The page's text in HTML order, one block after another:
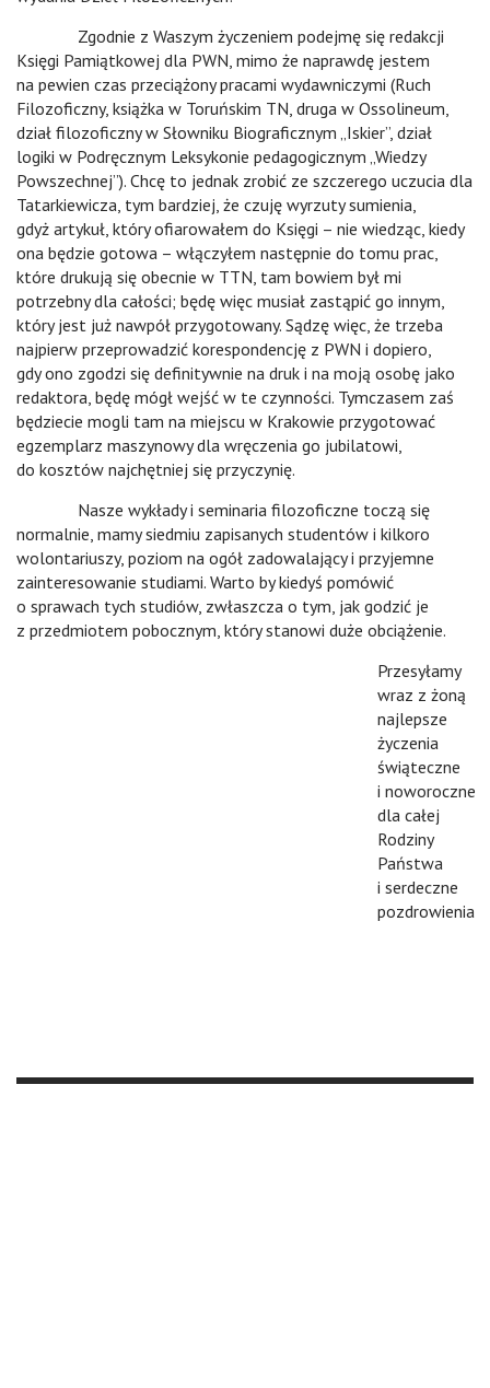
Zgodnie z Waszym życzeniem podejmę się redakcji
Księgi Pamiątkowej dla PWN, mimo że naprawdę jestem
na pewien czas przeciążony pracami wydawniczymi (Ruch
Filozoficzny, książka w Toruńskim TN, druga w Ossolineum,
dział filozoficzny w Słowniku Biograficznym „Iskier”, dział
logiki w Podręcznym Leksykonie pedagogicznym „Wiedzy
Powszechnej”). Chcę to jednak zrobić ze szczerego uczucia dla
Tatarkiewicza, tym bardziej, że czuję wyrzuty sumienia,
gdyż artykuł, który ofiarowałem do Księgi – nie wiedząc, kiedy
ona będzie gotowa – włączyłem następnie do tomu prac,
które drukują się obecnie w TTN, tam bowiem był mi
potrzebny dla całości; będę więc musiał zastąpić go innym,
który jest już nawpół przygotowany. Sądzę więc, że trzeba
najpierw przeprowadzić korespondencję z PWN i dopiero,
gdy ono zgodzi się definitywnie na druk i na moją osobę jako
redaktora, będę mógł wejść w te czynności. Tymczasem zaś
będziecie mogli tam na miejscu w Krakowie przygotować
egzemplarz maszynowy dla wręczenia go jubilatowi,
do kosztów najchętniej się przyczynię.
Nasze wykłady i seminaria filozoficzne toczą się
normalnie, mamy siedmiu zapisanych studentów i kilkoro
wolontariuszy, poziom na ogół zadowalający i przyjemne
zainteresowanie studiami. Warto by kiedyś pomówić
o sprawach tych studiów, zwłaszcza o tym, jak godzić je
z przedmiotem pobocznym, który stanowi duże obciążenie.
Przesyłamy
wraz z żoną
najlepsze
życzenia
świąteczne
i noworoczne
dla całej
Rodziny
Państwa
i serdeczne
pozdrowienia